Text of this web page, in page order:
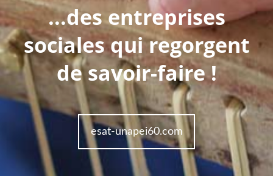
...des entreprises
sociales qui regorgent
de savoir-faire !
esat-unapei60.com